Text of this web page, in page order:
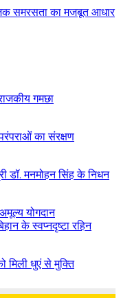
समरसता का मजबूत आधार
गमछा
का संरक्षण
डॉ. मनमोहन सिंह के निधन
के स्वप्नदृष्टा रहिन
मिली धुएं से मुक्ति